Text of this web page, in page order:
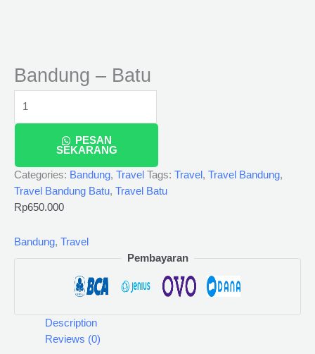
Bandung – Batu
PESAN
SEKARANG
Categories: Bandung, Travel Tags: Travel , Travel Bandung,
Travel Bandung Batu, Travel Batu
Rp650.000
Bandung, Travel
Pembayaran
Description
Reviews (0)